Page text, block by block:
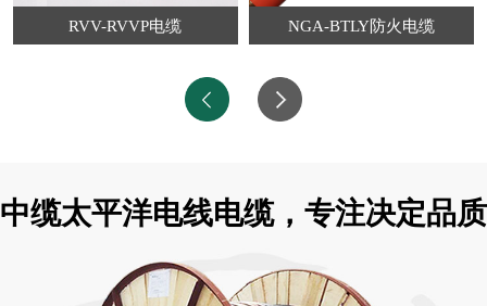
RVV-RVVP电缆 NGA-BTLY防火电缆
中缆太平洋电线电缆，专注决定品质